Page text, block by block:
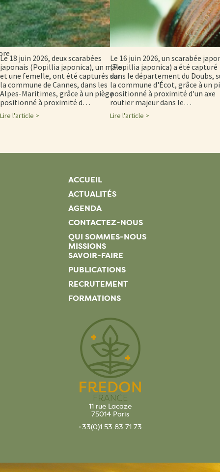
Le 18 juin 2026, deux scarabées
japonais (Popillia japonica), un mâle
et une femelle, ont été capturés sur
la commune de Cannes, dans les
Alpes-Maritimes, grâce à un piège
positionné à proximité d…
Lire l'article >
Le 16 juin 2026, un scarabée
(Popillia japonica) a été capturé
dans le département du Doubs,
la commune d'Écot, grâce à un
positionné à proximité d'un axe
routier majeur dans le…
Lire l'article >
ACCUEIL
ACTUALITÉS
AGENDA
CONTACTEZ-NOUS
QUI SOMMES-NOUS
MISSIONS
SAVOIR-FAIRE
PUBLICATIONS
RECRUTEMENT
FORMATIONS
11 rue Lacaze
75014 Paris
+33(0)1 53 83 71 73